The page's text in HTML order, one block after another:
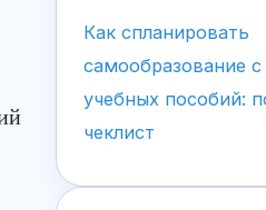
Как спланировать
самообразование
учебных пособий:
чеклист